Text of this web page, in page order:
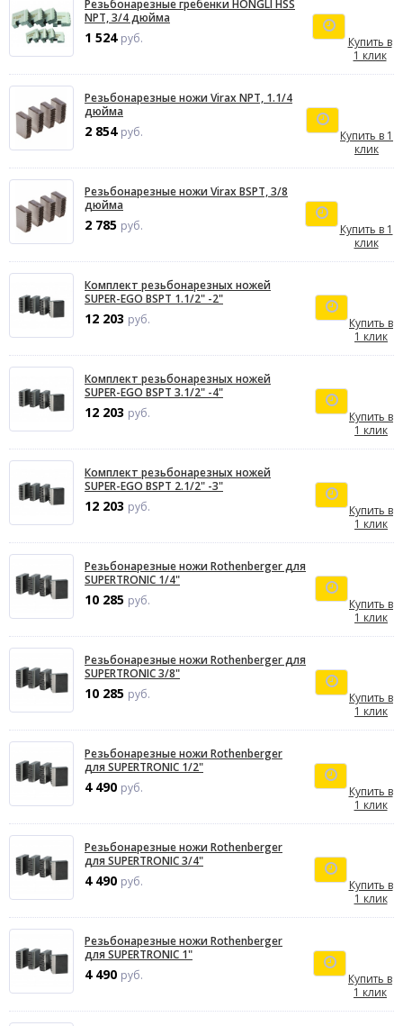
Резьбонарезные гребенки HONGLI HSS
NPT, 3/4 дюйма
1 524 руб.
Купить в
1 клик
Резьбонарезные ножи Virax NPT, 1.1/4
дюйма
2 854 руб.
Купить в 1
клик
Резьбонарезные ножи Virax BSPT, 3/8
дюйма
2 785 руб.
Купить в 1
клик
Комплект резьбонарезных ножей
SUPER-EGO BSPT 1.1/2" -2"
12 203 руб.
Купить в
1 клик
Комплект резьбонарезных ножей
SUPER-EGO BSPT 3.1/2" -4"
12 203 руб.
Купить в
1 клик
Комплект резьбонарезных ножей
SUPER-EGO BSPT 2.1/2" -3"
12 203 руб.
Купить в
1 клик
Резьбонарезные ножи Rothenberger для
SUPERTRONIC 1/4"
10 285 руб.
Купить в
1 клик
Резьбонарезные ножи Rothenberger для
SUPERTRONIC 3/8"
10 285 руб.
Купить в
1 клик
Резьбонарезные ножи Rothenberger
для SUPERTRONIC 1/2"
4 490 руб.
Купить в
1 клик
Резьбонарезные ножи Rothenberger
для SUPERTRONIC 3/4"
4 490 руб.
Купить в
1 клик
Резьбонарезные ножи Rothenberger
для SUPERTRONIC 1"
4 490 руб.
Купить в
1 клик